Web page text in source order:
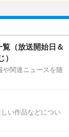
覧（放送開始日＆
や関連ニュースを随
い作品などについ